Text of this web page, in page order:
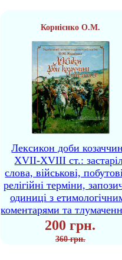
Корнієнко О.М.
Лексикон доби
XVII-XVIII ст.:
слова, військові,
релігійні терміни,
одиниці з
коментарями та
200 грн.
360 грн.